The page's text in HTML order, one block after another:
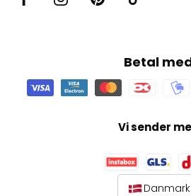
Betal
Vi sender
Danmark